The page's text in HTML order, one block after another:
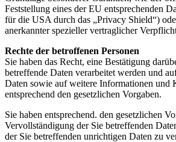
Feststellung eines der EU entsprechenden
für die USA durch das „Privacy Shield“)
anerkannter spezieller vertraglicher
Rechte der betroffenen Personen
Sie haben das Recht, eine Bestätigung
betreffende Daten verarbeitet werden und
Daten sowie auf weitere Informationen und
entsprechend den gesetzlichen Vorgaben.
Sie haben entsprechend. den gesetzlichen
Vervollständigung der Sie betreffenden
der Sie betreffenden unrichtigen Daten zu